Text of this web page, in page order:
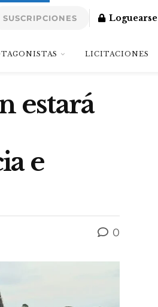
SUSCRIPCIONES Loguearse
LICITACIONES
estará
e
0